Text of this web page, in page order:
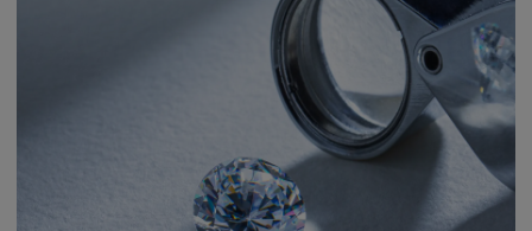
Einfach:
Perfekt aufeinander abgestimmter Schmuck
Schaffen Sie ein einzigartiges Set, das zu Ihrem Verlobungsring passt.
Wählen Sie Ohrringe, Anhänger oder Eheringe aus der Kollektion.